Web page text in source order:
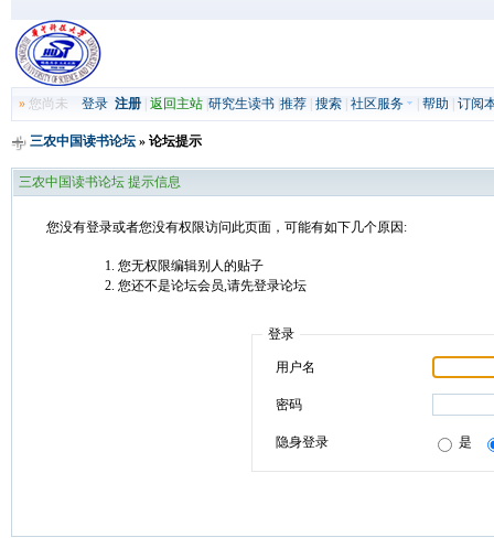
»您尚未 登录 注册| 返回主站| 研究生读书| 推荐| 搜索| 社区服务 帮助 订阅
三农中国读书论坛» 论坛提示
三农中国读书论坛 提示信息
您没有登录或者您没有权限访问此页面，可能有如下几个原因:
您无权限编辑别人的贴子
您还不是论坛会员,请先登录论坛
登录
用户名
密码
隐身登录 是